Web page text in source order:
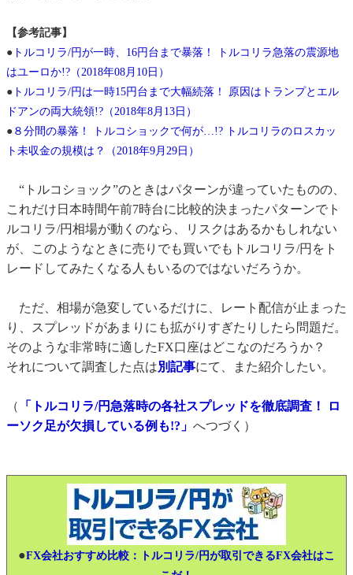
【参考記事】
● トルコリラ/円が一時、16円台まで暴落！ トルコリラ急落の震源地
はユーロか!?（2018年08月10日）
● トルコリラ/円は一時15円台まで大幅続落！ 原因はトランプとエル
ドアンの両大統領!?（2018年8月13日）
● ８分間の暴落！ トルコショックで何が…!? トルコリラのロスカッ
ト未収金の規模は？（2018年9月29日）
“トルコショック”のときはパターンが違っていたものの、
これだけ日本時間午前7時台に比較的決まったパターンでト
ルコリラ/円相場が動くのなら、リスクはあるかもしれない
が、このようなときに売りでも買いでもトルコリラ/円をト
レードしてみたくなる人もいるのではないだろうか。
ただ、相場が急変しているだけに、レート配信が止まった
り、スプレッドがあまりにも拡がりすぎたりしたら問題だ。
そのような非常時に適したFX口座はどこなのだろうか？
それについて調査した点は別記事にて、また紹介したい。
（
「トルコリラ/円急落時の各社スプレッドを徹底調査！ ロ
ーソク足が欠損している例も!?」 へつづく）
●FX会社おすすめ比較：トルコリラ/円が取引できるFX会社はこ